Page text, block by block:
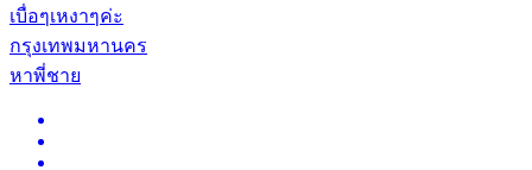
เบื่อๆเหงาๆค่ะ
กรุงเทพมหานคร
หาพี่ชาย